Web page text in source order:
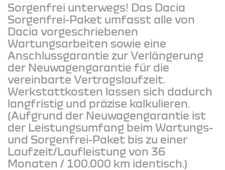
Sorgenfrei unterwegs! Das Dacia
Sorgenfrei-Paket umfasst alle von
Dacia vorgeschriebenen
Wartungsarbeiten sowie eine
Anschlussgarantie zur Verlängerung
der Neuwagengarantie für die
vereinbarte Vertragslaufzeit.
Werkstattkosten lassen sich dadurch
langfristig und präzise kalkulieren.
(Aufgrund der Neuwagengarantie ist
der Leistungsumfang beim Wartungs-
und Sorgenfrei-Paket bis zu einer
Laufzeit/Laufleistung von 36
Monaten / 100.000 km identisch.)